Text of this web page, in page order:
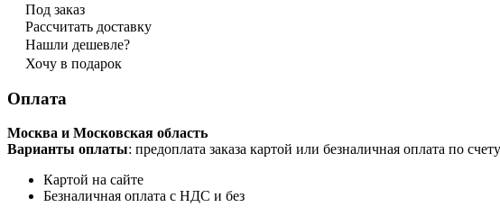
Под заказ
Рассчитать доставку
Нашли дешевле?
Хочу в подарок
Оплата
Москва и Московская область
Варианты оплаты: предоплата заказа картой или безналичная оплата по
Картой на сайте
Безналичная оплата с НДС и без